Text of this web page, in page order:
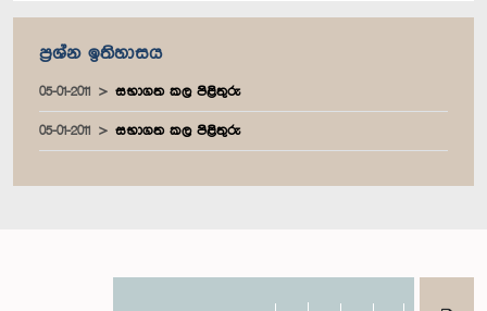
ප්‍රශ්න ඉතිහාසය
05-01-2011 සභාගත කල පිළිතුරු
05-01-2011 සභාගත කල පිළිතුරු